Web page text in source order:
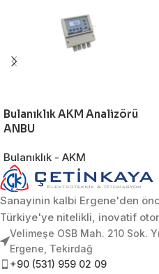
Bulanıklık AKM Analizörü
ANBU
Bulanıklık - AKM
Sanayinin kalbi Ergene'den
Türkiye'ye nitelikli, inovatif
Velimeşe OSB Mah. 210 Sok.
Ergene, Tekirdağ
+90 (531) 959 02 09